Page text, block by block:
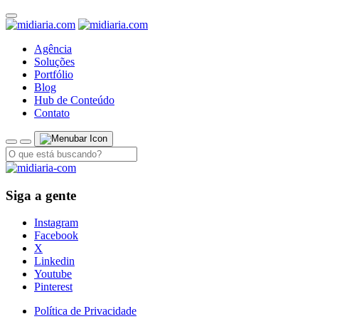
Agência
Soluções
Portfólio
Blog
Hub de Conteúdo
Contato
Siga a gente
Instagram
Facebook
X
Linkedin
Youtube
Pinterest
Política de Privacidade